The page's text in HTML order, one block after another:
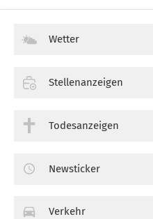
Wetter
Stellenanzeigen
Todesanzeigen
Newsticker
Verkehr